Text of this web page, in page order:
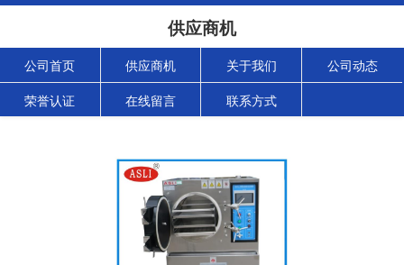
供应商机
公司首页 供应商机 关于我们 公司动态
荣誉认证 在线留言 联系方式